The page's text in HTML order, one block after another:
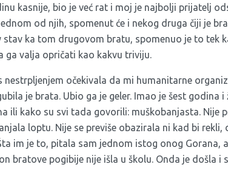
kasnije, bio je već rat i moj je najbolji prijatelj
od njih, spomenut će i nekog druga čiji je
ka tom drugovom bratu, spomenuo je to tek
ga valja opričati kao kakvu triviju.
očekivala da mi humanitarne
je brata. Ubio ga je geler. Imao je šest godina
ili kako su svi tada govorili: muškobanjasta. Nije
loptu. Nije se previše obazirala ni kad bi rekli,
im je to, pitala sam jednom istog onog Gorana,
bratove pogibije nije išla u školu. Onda je došla i